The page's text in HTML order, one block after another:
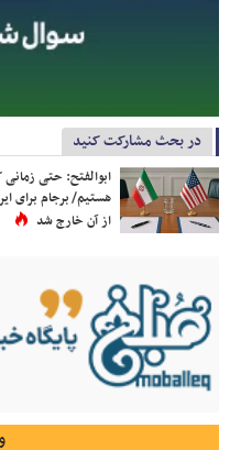
در بحث مشارکت کنید
ابوالفتح: حتی
هستیم/ برجام برای
از آن خارج شد